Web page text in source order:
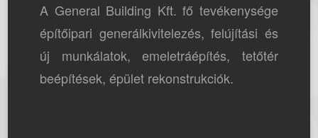
A General Building Kft. fő tevékenysége
építőipari generálkivitelezés, felújítási és
új munkálatok, emeletráépítés, tetőtér
beépítések, épület rekonstrukciók.